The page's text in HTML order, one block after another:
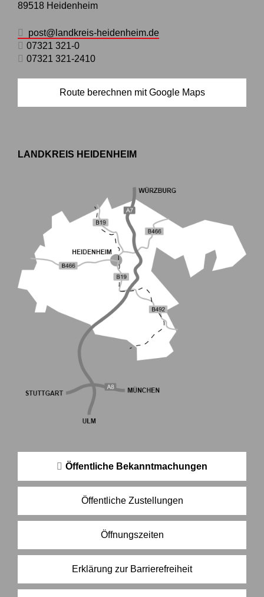
89518 Heidenheim
post@landkreis-heidenheim.de
07321 321-0
07321 321-2410
Route berechnen mit Google Maps
LANDKREIS HEIDENHEIM
Öffentliche Bekanntmachungen
Öffentliche Zustellungen
Öffnungszeiten
Erklärung zur Barrierefreiheit